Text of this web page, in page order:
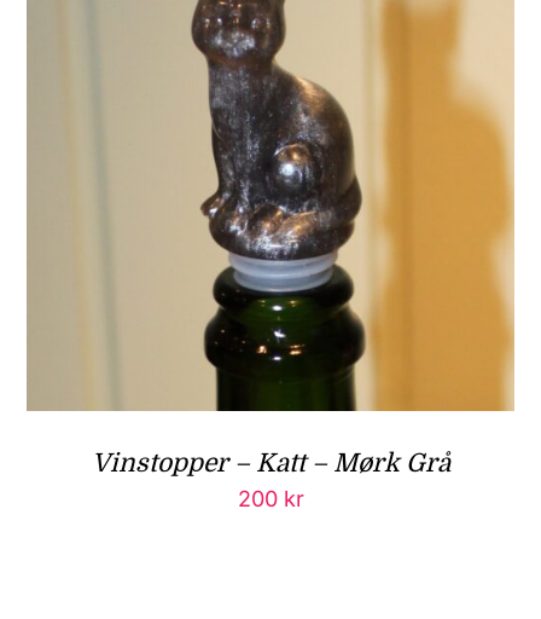
Vinstopper – Katt – Mørk Grå
200 kr